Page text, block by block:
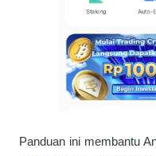
Panduan ini membantu